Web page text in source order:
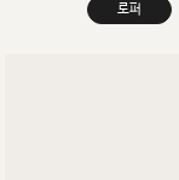
로퍼